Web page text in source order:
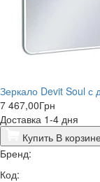
Зеркало Devit Soul с
7 467,00Грн
Доставка 1-4 дня
Купить В корзине
Бренд:
Код: